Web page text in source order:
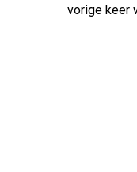
vorige keer